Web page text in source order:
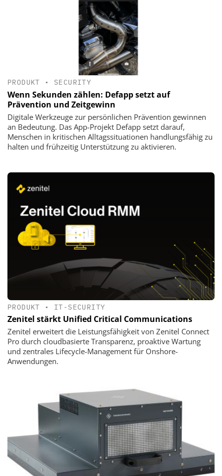
PRODUKT • SECURITY
Wenn Sekunden zählen: Defapp setzt auf
Prävention und Zeitgewinn
Digitale Werkzeuge zur persönlichen Prävention gewinnen
an Bedeutung. Das App-Projekt Defapp setzt darauf,
Menschen in kritischen Alltagssituationen handlungsfähig zu
halten und frühzeitig Unterstützung zu aktivieren.
PRODUKT • IT-SECURITY
Zenitel stärkt Unified Critical Communications
Zenitel erweitert die Leistungsfähigkeit von Zenitel Connect
Pro durch cloudbasierte Transparenz, proaktive Wartung
und zentrales Lifecycle-Management für Onshore-
Anwendungen.